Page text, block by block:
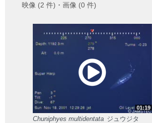
映像 (2 件)・画像 (0 件)
01:19
Chuniphyes multidentata ジュウジタ